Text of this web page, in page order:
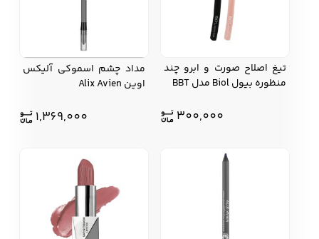
لباس زیر و راحتی
لباس راحتی مردانه
تیغ اصلاح صورت و ابرو چند
منظوره بیول Biol مدل BBT
300,000
مداد چشم اسموکی آلیکس
اوین Alix Avien
1,369,000